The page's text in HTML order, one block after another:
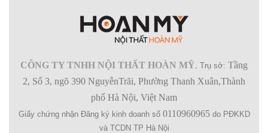
CÔNG TY TNHH NỘI THẤT HOÀN MỸ. Trụ sở: Tầng
2, Số 3, ngõ 390 NguyễnTrãi, Phường Thanh Xuân,Thành
phố Hà Nội, Việt Nam
Giấy chứng nhận Đăng ký kinh doanh số 0110960965do PĐKKD
và TCDN TP Hà Nội